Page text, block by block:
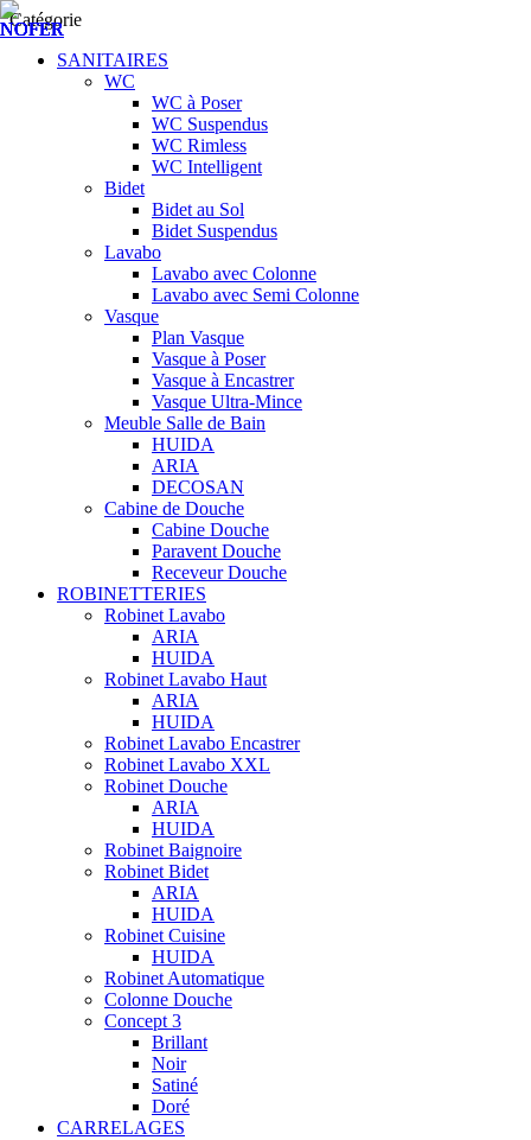
Catégorie
SANITAIRES
WC
WC à Poser
WC Suspendus
WC Rimless
WC Intelligent
Bidet
Bidet au Sol
Bidet Suspendus
Lavabo
Lavabo avec Colonne
Lavabo avec Semi Colonne
Vasque
Plan Vasque
Vasque à Poser
Vasque à Encastrer
Vasque Ultra-Mince
Meuble Salle de Bain
HUIDA
ARIA
DECOSAN
Cabine de Douche
Cabine Douche
Paravent Douche
Receveur Douche
ROBINETTERIES
Robinet Lavabo
ARIA
HUIDA
Robinet Lavabo Haut
ARIA
HUIDA
Robinet Lavabo Encastrer
Robinet Lavabo XXL
Robinet Douche
ARIA
HUIDA
Robinet Baignoire
Robinet Bidet
ARIA
HUIDA
Robinet Cuisine
HUIDA
Robinet Automatique
Colonne Douche
Concept 3
Brillant
Noir
Satiné
Doré
CARRELAGES